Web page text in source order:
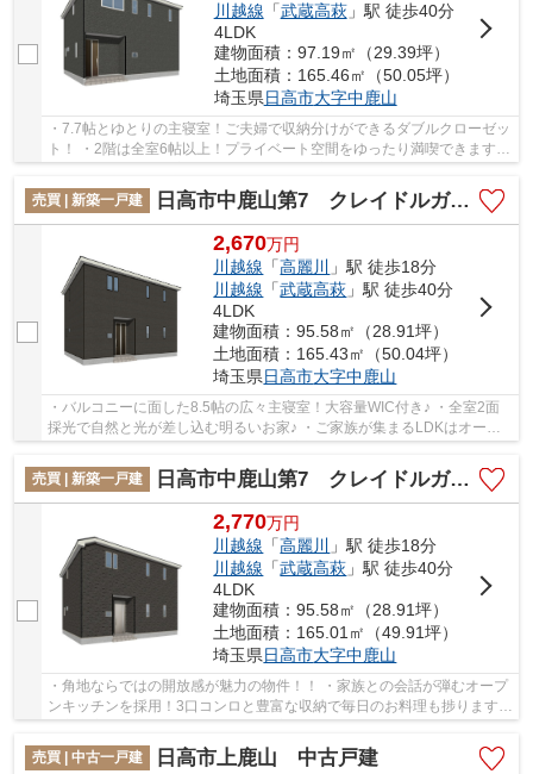
川越線 「武蔵高萩」駅 徒歩40分
4LDK
建物面積：97.19㎡（29.39坪）
土地面積：165.46㎡（50.05坪）
埼玉県日高市大字中鹿山
・7.7帖とゆとりの主寝室！ご夫婦で収納分けができるダブルクローゼッ
ト！ ・2階は全室6帖以上！プライベート空間をゆったり満喫できますね
売買 | 新築一戸建
日高市中鹿山第7 クレイドルガーデン 新築戸建 全10棟 2号棟
2,670万円
川越線 「高麗川
」駅 徒歩18分
川越線 「武蔵高萩 」駅 徒歩40分
4LDK
建物面積：95.58㎡（28.91坪）
土地面積：165.43㎡（50.04坪）
埼玉県日高市大字中鹿山
・バルコニーに面した8.5帖の広々主寝室！大容量WIC付き♪ ・全室2面
採光で自然と光が差し込む明るいお家♪ ・ご家族が集まるLDKはオープ
ンキッチンを採用！リビングにいるご家族と会話...
売買 | 新築一戸建
日高市中鹿山第7 クレイドルガーデン 新築戸建 全10棟 1号棟
2,770万円
川越線 「高麗川
」駅 徒歩18分
川越線 「武蔵高萩 」駅 徒歩40分
4LDK
建物面積：95.58㎡（28.91坪）
土地面積：165.01㎡（49.91坪）
埼玉県日高市大字中鹿山
・角地ならではの開放感が魅力の物件！！ ・家族との会話が弾むオープ
ンキッチンを採用！3口コンロと豊富な収納で毎日のお料理も捗ります♪
・主寝室は大容量のWIC付き！全居室に収納ス...
売買 | 中古一戸建
日高市上鹿山 中古戸建